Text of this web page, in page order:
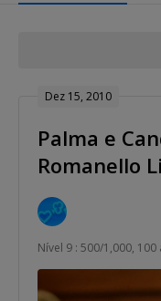
Dez 15, 2010
Palma e
Romanello
Nível 9 : 500/1,000, 100